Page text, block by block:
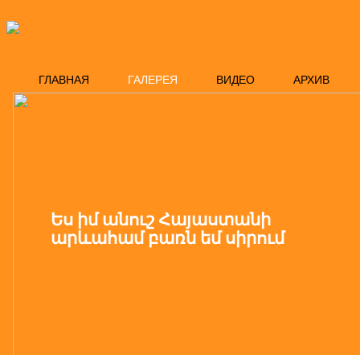
ГЛАВНАЯ ГАЛЕРЕЯ ВИДЕО АРХИВ
Ես իմ անուշ Հայաստանի
արևահամ բառն եմ սիրում